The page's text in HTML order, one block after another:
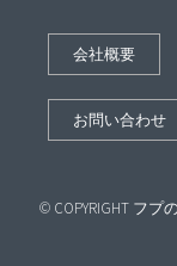
会社概要
お問い合わせ
© COPYRIGHT フ